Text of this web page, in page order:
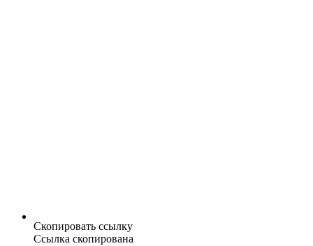
Скопировать ссылку
Ссылка скопирована